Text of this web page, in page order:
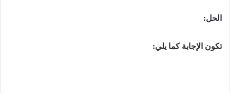
الحل:
تكون الإجابة كما يلي: